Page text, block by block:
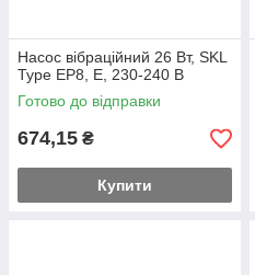
Насос вібраційний 26 Вт, SKL
Type EP8, E, 230-240 В
Готово до відправки
674,15 ₴
Купити